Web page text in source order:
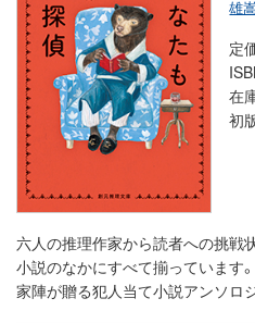
雄
定
在
初
六人の推理作家から読者への挑戦
小説のなかにすべて揃っています
家陣が贈る犯人当て小説アンソロジ